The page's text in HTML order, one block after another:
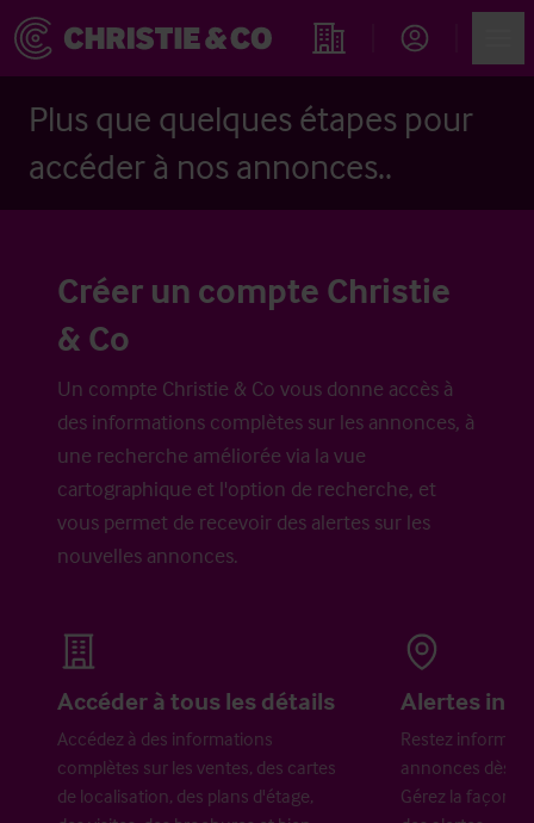
Rechercher un hôtel
Plus que quelques étapes pour
accéder à nos annonces..
Créer un compte Christie
& Co
Un compte Christie & Co vous donne accès à
des informations complètes sur les annonces, à
une recherche améliorée via la vue
cartographique et l'option de recherche, et
vous permet de recevoir des alertes sur les
nouvelles annonces.
Accéder à tous les détails
Accédez à des informations
complètes sur les ventes, des cartes
de localisation, des plans d'étage,
Alertes
Restez informés
annonces dès
Gérez la façon